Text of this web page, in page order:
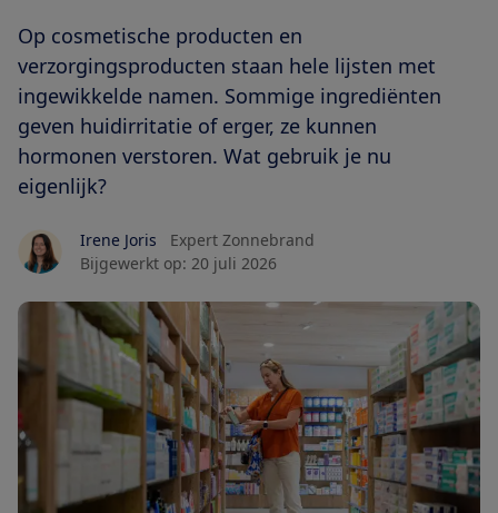
Op cosmetische producten en
verzorgingsproducten staan hele lijsten met
ingewikkelde namen. Sommige ingrediënten
geven huidirritatie of erger, ze kunnen
hormonen verstoren. Wat gebruik je nu
eigenlijk?
Irene Joris
Expert Zonnebrand
Bijgewerkt op: 20 juli 2026